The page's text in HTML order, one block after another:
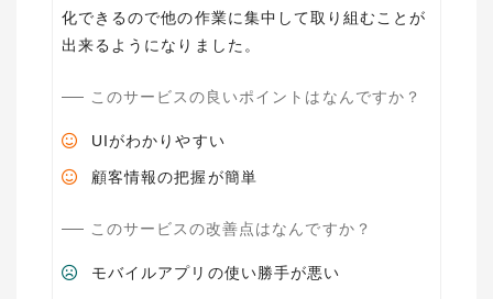
化できるので他の作業に集中して取り組むことが
出来るようになりました。
このサービスの良いポイントはなんですか？
UIがわかりやすい
顧客情報の把握が簡単
このサービスの改善点はなんですか？
モバイルアプリの使い勝手が悪い